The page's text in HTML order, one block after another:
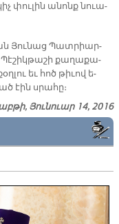
փու­լին ա­նոնք նուա­
Յու­նաց Պատ­րիար­
Պէ­շիկ­թա­շի քա­ղա­քա­
եւ հոծ թի­ւով ե­
էին սրա­հը։
Յունուար 14, 2016